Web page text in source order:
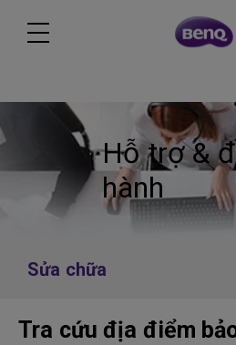
Hỗ trợ &
hành
Sửa chữa
Tra cứu địa điểm